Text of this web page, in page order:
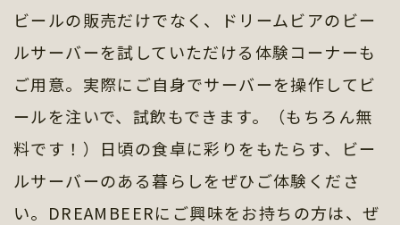
ビールの販売だけでなく、ドリームビアのビー
ルサーバーを試していただける体験コーナーも
ご用意。実際にご自身でサーバーを操作してビ
ールを注いで、試飲もできます。（もちろん無
料です！）日頃の食卓に彩りをもたらす、ビー
ルサーバーのある暮らしをぜひご体験くださ
い。DREAMBEERにご興味をお持ちの方は、ぜ